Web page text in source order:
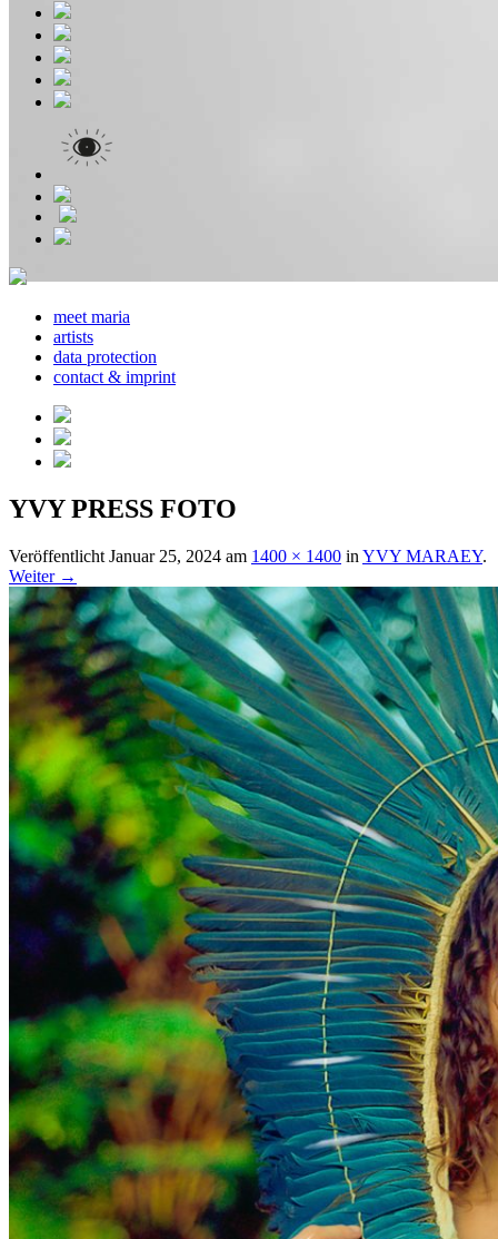
meet maria
artists
data protection
contact & imprint
YVY PRESS FOTO
Veröffentlicht Januar 25, 2024 am 1400 × 1400 in YVY MARAEY.
Weiter →